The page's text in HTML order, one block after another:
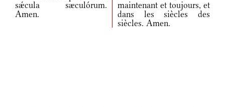
sǽcula sæculórum.
Amen.
maintenant et toujours, et
dans les siècles des
siècles. Amen.